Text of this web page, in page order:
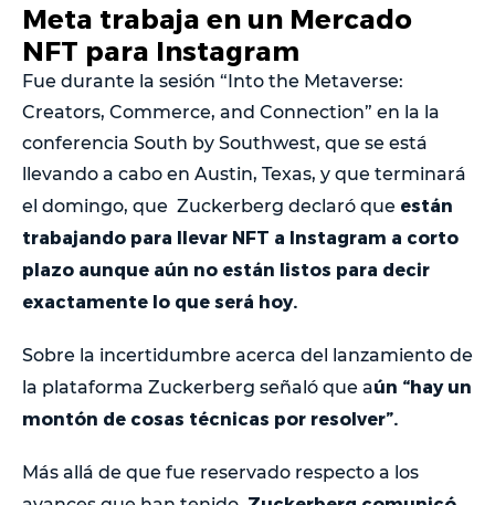
Meta trabaja en un Mercado
NFT para Instagram
Fue durante la sesión “Into the Metaverse:
Creators, Commerce, and Connection” en la la
conferencia South by Southwest, que se está
llevando a cabo en Austin, Texas, y que terminará
el domingo, que Zuckerberg declaró que están
trabajando para llevar NFT a Instagram a corto
plazo aunque aún no están listos para decir
exactamente lo que será hoy.
Sobre la incertidumbre acerca del lanzamiento de
la plataforma Zuckerberg señaló que aún “hay un
montón de cosas técnicas por resolver”.
Más allá de que fue reservado respecto a los